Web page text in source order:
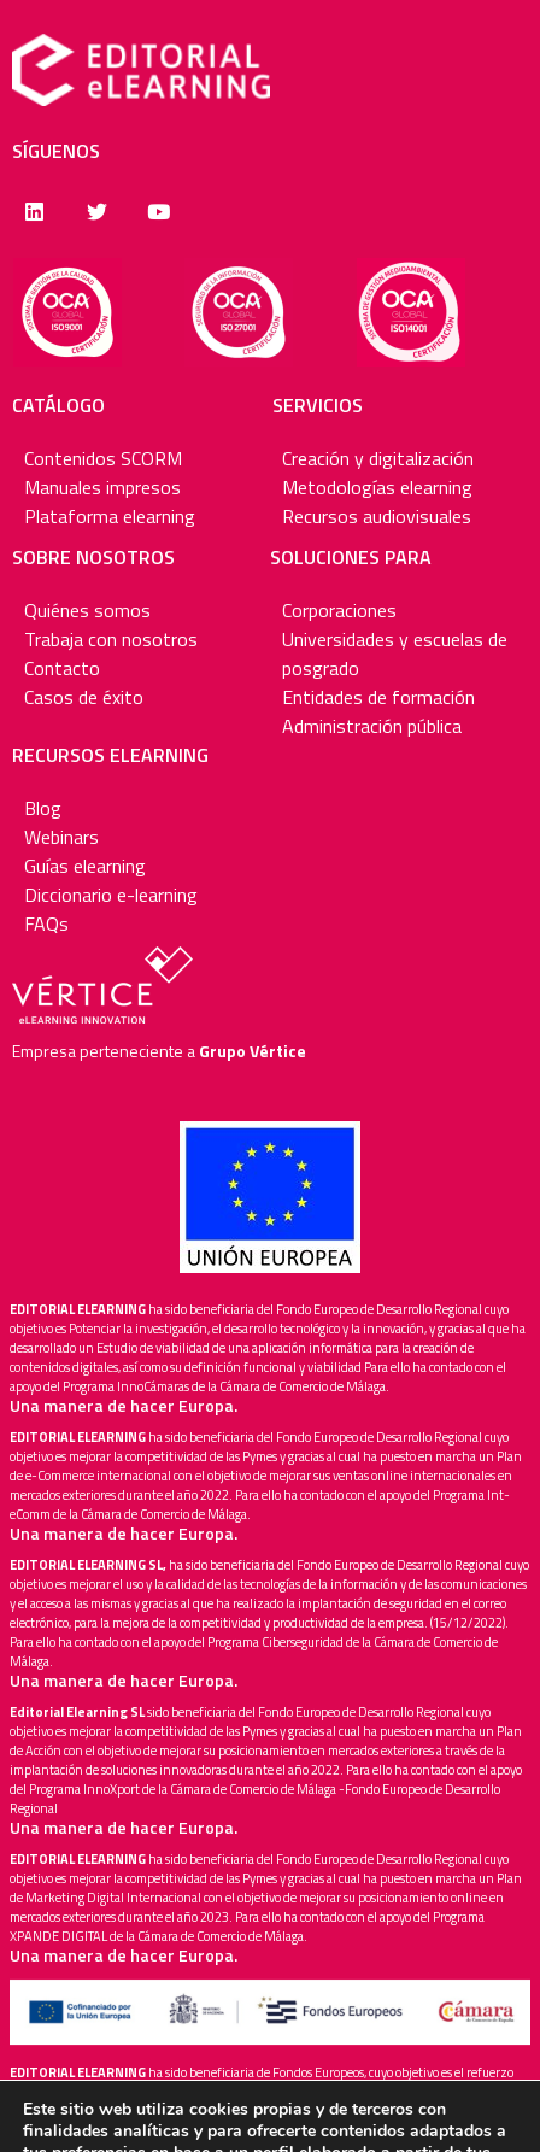
SÍGUENOS
CATÁLOGO
Contenidos SCORM
Manuales impresos
Plataforma elearning
SOBRE NOSOTROS
Quiénes somos
Trabaja con nosotros
Contacto
Casos de éxito
SERVICIOS
Creación y digitalización
Metodologías elearning
Recursos audiovisuales
SOLUCIONES PARA
Corporaciones
Universidades y escuelas de
posgrado
Entidades de formación
Administración pública
RECURSOS ELEARNING
Blog
Webinars
Guías elearning
Diccionario e-learning
FAQs
Empresa perteneciente aGrupo Vértice
EDITORIAL ELEARNINGha sido beneficiaria del Fondo Europeo de Desarrollo Regional cuyo
objetivo es Potenciar la investigación, el desarrollo tecnológico y la innovación, y gracias al que ha
desarrollado un Estudio de viabilidad de una aplicación informática para la creación de
contenidos digitales, así como su definición funcional y viabilidad Para ello ha contado con el
apoyo del Programa InnoCámaras de la Cámara de Comercio de Málaga.
Una manera de hacer Europa.
EDITORIAL ELEARNINGha sido beneficiaria del Fondo Europeo de Desarrollo Regional cuyo
objetivo es mejorar la competitividad de las Pymes y gracias al cual ha puesto en marcha un Plan
de e-Commerce internacional con el objetivo de mejorar sus ventas online internacionales en
mercados exteriores durante el año 2022. Para ello ha contado con el apoyo del Programa Int-
eComm de la Cámara de Comercio de Málaga.
Una manera de hacer Europa.
EDITORIAL ELEARNING SL,ha sido beneficiaria del Fondo Europeo de Desarrollo Regional cuyo
objetivo es mejorar el uso y la calidad de las tecnologías de la información y de las comunicaciones
y el acceso a las mismas y gracias al que ha realizado la implantación de seguridad en el correo
electrónico, para la mejora de la competitividad y productividad de la empresa. (15/12/2022).
Para ello ha contado con el apoyo del Programa Ciberseguridad de la Cámara de Comercio de
Málaga.
Una manera de hacer Europa.
Editorial Elearning SLsido beneficiaria del Fondo Europeo de Desarrollo Regional cuyo
objetivo es mejorar la competitividad de las Pymes y gracias al cual ha puesto en marcha un Plan
de Acción con el objetivo de mejorar su posicionamiento en mercados exteriores a través de la
implantación de soluciones innovadoras durante el año 2022. Para ello ha contado con el apoyo
del Programa InnoXport de la Cámara de Comercio de Málaga -Fondo Europeo de Desarrollo
Regional
Una manera de hacer Europa.
EDITORIAL ELEARNINGha sido beneficiaria del Fondo Europeo de Desarrollo Regional cuyo
objetivo es mejorar la competitividad de las Pymes y gracias al cual ha puesto en marcha un Plan
de Marketing Digital Internacional con el objetivo de mejorar su posicionamiento online en
mercados exteriores durante el año 2023. Para ello ha contado con el apoyo del Programa
XPANDE DIGITAL de la Cámara de Comercio de Málaga.
Una manera de hacer Europa.
EDITORIAL ELEARNINGha sido beneficiaria de Fondos Europeos, cuyo objetivo es el refuerzo
marcha un Plan de Acción con el objetivo de mejorar su competitividad mediante la
transformación digital, la promoción online y el comercio electrónico en mercados
Este sitio web utiliza cookies propias y de terceros con
finalidades analíticas y para ofrecerte contenidos adaptados a